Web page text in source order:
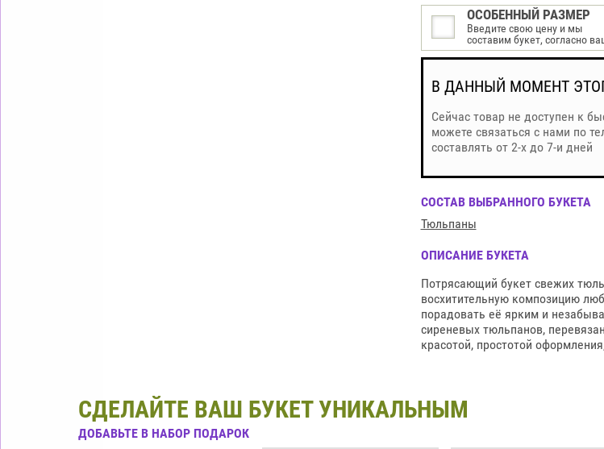
ОСОБЕННЫЙ РАЗМЕР
Введите свою цену и мы
составим букет, согласно
В ДАННЫЙ МОМЕНТ
Сейчас товар не доступен к
можете связаться с нами по
составлять от 2-х до 7-и дней
СОСТАВ ВЫБРАННОГО БУКЕТА
Тюльпаны
ОПИСАНИЕ БУКЕТА
Потрясающий букет свежих
восхитительную композицию
порадовать её ярким и
сиреневых тюльпанов,
красотой, простотой
СДЕЛАЙТЕ ВАШ БУКЕТ УНИКАЛЬНЫМ
ДОБАВЬТЕ В НАБОР ПОДАРОК